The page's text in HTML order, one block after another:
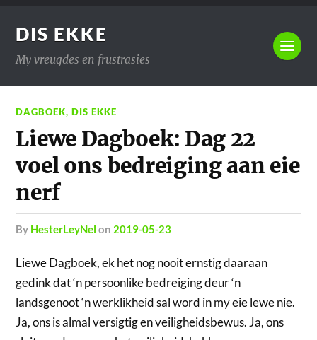
DIS EKKE
My vreugdes en frustrasies
DAGBOEK,DIS EKKE
Liewe Dagboek: Dag 22
voel ons bedreiging aan eie
nerf
by HesterLeyNel on 2019-05-23
Liewe Dagboek, ek het nog nooit ernstig daaraan
gedink dat ‘n persoonlike bedreiging deur ‘n
landsgenoot ‘n werklikheid sal word in my eie lewe nie.
Ja, ons is almal versigtig en veiligheidsbewus. Ja, ons